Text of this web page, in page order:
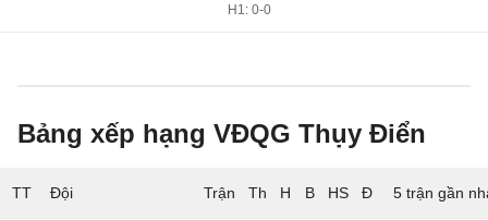
H1: 0-0
Bảng xếp hạng VĐQG Thụy Điển
TT Đội 5 trận gần